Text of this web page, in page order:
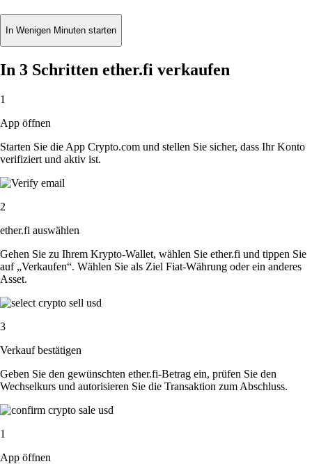
In Wenigen Minuten starten
In 3 Schritten ether.fi verkaufen
1
App öffnen
Starten Sie die App Crypto.com und stellen Sie sicher, dass Ihr Konto
verifiziert und aktiv ist.
2
ether.fi auswählen
Gehen Sie zu Ihrem Krypto-Wallet, wählen Sie ether.fi und tippen Sie
auf „Verkaufen“. Wählen Sie als Ziel Fiat-Währung oder ein anderes
Asset.
3
Verkauf bestätigen
Geben Sie den gewünschten ether.fi-Betrag ein, prüfen Sie den
Wechselkurs und autorisieren Sie die Transaktion zum Abschluss.
1
App öffnen